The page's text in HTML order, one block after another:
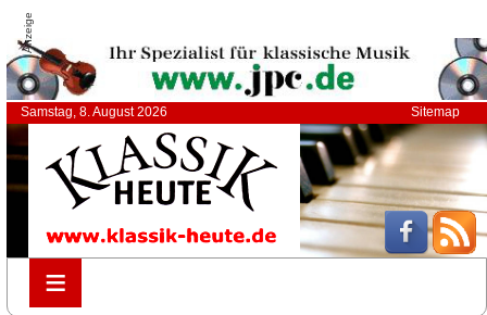
Anzeige
Samstag, 8. August 2026 Sitemap
≡
≡